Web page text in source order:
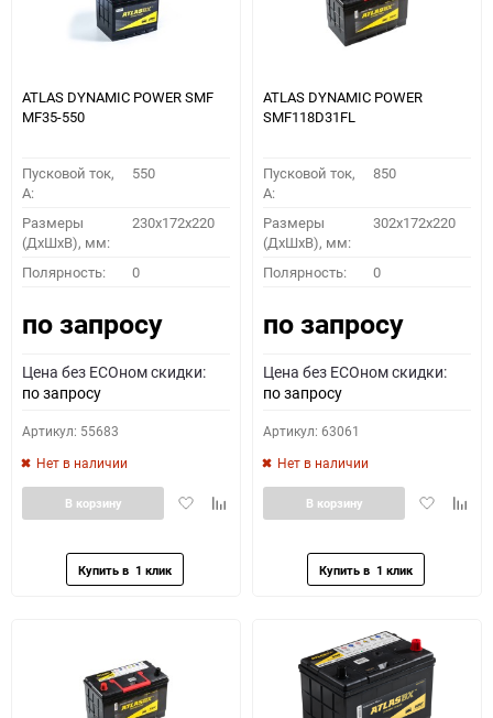
ATLAS DYNAMIC POWER SMF
MF35-550
Пусковой ток,
A:
550
Размеры
(ДхШхВ), мм:
230x172x220
Полярность: 0
по запросу
Цена без ECOном скидки:
по запросу
Артикул: 55683
Нет в наличии
ДобавитьДобавить
В корзину
ATLAS DYNAMIC POWER
SMF118D31FL
Пусковой ток,
A:
850
Размеры
(ДхШхВ), мм:
302x172x220
Полярность: 0
по запросу
Цена без ECOном скидки:
по запросу
Артикул: 63061
Нет в наличии
Добавить
В корзину